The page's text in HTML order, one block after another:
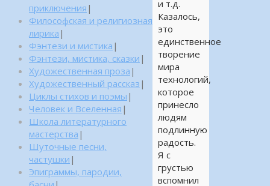
и т.д.
Казалось,
это
единственное
творение
мира
технологий,
которое
принесло
людям
подлинную
радость.
Я с
грустью
вспомнил
приключения |
Философская и религиозная
лирика |
Фэнтези и мистика |
Фэнтези, мистика, сказки |
Художественная проза |
Художественный рассказ |
Циклы стихов и поэмы |
Человек и Вселенная |
Школа литературного
мастерства |
Шуточные песни,
частушки |
Эпиграммы, пародии,